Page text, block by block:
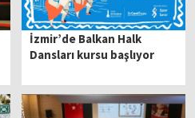
İzmir’de Balkan Halk
Dansları kursu başlıyor